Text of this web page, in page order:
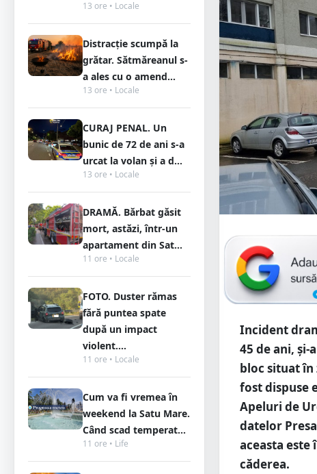
13 ore • Locale
Distracție scumpă la
grătar. Sătmăreanul s-
a ales cu o amend...
13 ore • Locale
CURAJ PENAL. Un
bunic de 72 de ani s-a
urcat la volan și a d...
13 ore • Locale
DRAMĂ. Bărbat găsit
mort, astăzi, într-un
apartament din Sat...
11 ore • Locale
FOTO. Duster rămas
fără puntea spate
după un impact
violent....
11 ore • Locale
Cum va fi vremea în
weekend la Satu Mare.
Când scad temperat...
11 ore • Life
Incident
45 de ani, și-
bloc situat în
fost dispuse
Apeluri de
datelor
aceasta
căderea.